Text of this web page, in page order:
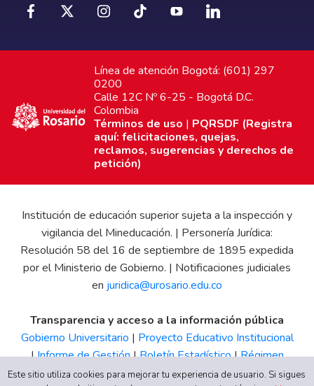
Línea de atención Bogotá: (601) 297
0200
Calle 12C Nº 6-25 - Bogotá D.C.
Colombia
Términos de uso | PQRSDF (Registra
aquí: felicitaciones, quejas,
reclamos, sugerencias y derechos de
petición)
Institución de educación superior sujeta a la inspección y
vigilancia del Mineducación. | Personería Jurídica:
Resolución 58 del 16 de septiembre de 1895 expedida
por el Ministerio de Gobierno. | Notificaciones judiciales
en juridica@urosario.edu.co
Transparencia y acceso a la información pública
Gobierno Universitario | Proyecto Educativo Institucional
|Informe de Gestión|Boletín Estadístico|Régimen
Tributario|Estados Financieros |Código de Ética| Canal
Este sitio utiliza cookies para mejorar tu experiencia de usuario. Si sigues